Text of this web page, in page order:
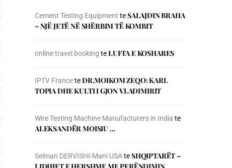
Cement Testing Equipment teSALAJDIN BRAHA
– NJЁ JETЁ NЁ SHЁRBIM TЁ KOMBIT
online travel booking teLUFTA E KOSHARES
IPTV FranceteDR.MOIKOM ZEQO: KARL
TOPIA DHE KULTI I GJON VLADIMIRIT
Wire Testing Machine Manufacturers in India te
ALEKSANDËR MOISIU …
Selman DERVISHI-Mani USAteSHQIPTARËT –